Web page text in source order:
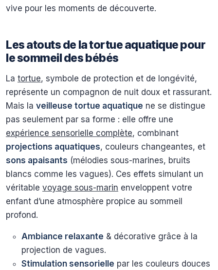
vive pour les moments de découverte.
Les atouts de la tortue aquatique pour
le sommeil des bébés
La tortue, symbole de protection et de longévité,
représente un compagnon de nuit doux et rassurant.
Mais la veilleuse tortue aquatique ne se distingue
pas seulement par sa forme : elle offre une
expérience sensorielle complète, combinant
projections aquatiques, couleurs changeantes, et
sons apaisants (mélodies sous-marines, bruits
blancs comme les vagues). Ces effets simulant un
véritable voyage sous-marin enveloppent votre
enfant d’une atmosphère propice au sommeil
profond.
Ambiance relaxante & décorative grâce à la
projection de vagues.
Stimulation sensorielle par les couleurs douces